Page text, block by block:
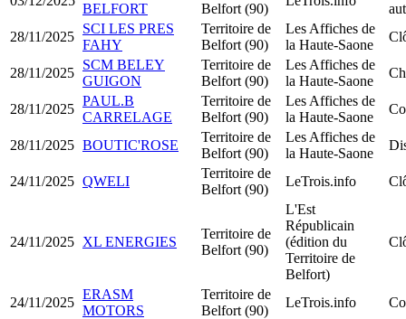
BELFORT
Belfort (90)
28/11/2025
SCI LES PRES
FAHY
Territoire de
Belfort (90)
Les Affiches de
la Haute-Saone
28/11/2025
SCM BELEY
GUIGON
Territoire de
Belfort (90)
Les Affiches de
la Haute-Saone
28/11/2025
PAUL.B
CARRELAGE
Territoire de
Belfort (90)
Les Affiches de
la Haute-Saone
28/11/2025 BOUTIC'ROSE
Territoire de
Belfort (90)
Les Affiches de
la Haute-Saone
24/11/2025 QWELI
Territoire de
Belfort (90)
LeTrois.info
24/11/2025 XL ENERGIES
Territoire de
Belfort (90)
L'Est
Républicain
(édition du
Territoire de
Belfort)
24/11/2025
ERASM
MOTORS
Territoire de
Belfort (90)
LeTrois.info